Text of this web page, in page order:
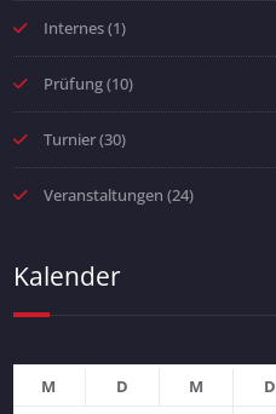
Internes(1)
Prüfung(10)
Turnier(30)
Veranstaltungen (24)
Kalender
M D M D